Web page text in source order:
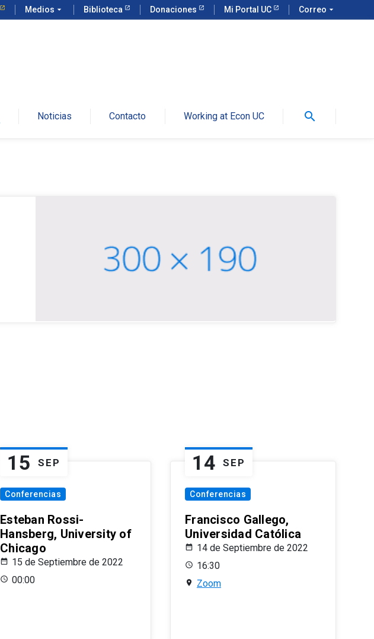
Medios arrow_drop_down Biblioteca Donaciones Mi Portal UC Correo arrow_drop_down
Noticias Contacto Working at Econ UC search
15 SEP
Conferencias
Esteban Rossi-
Hansberg, University of
Chicago
15 de Septiembre de 2022
00:00
14 SEP
Conferencias
Francisco Gallego,
Universidad Católica
14 de Septiembre de 2022
16:30
Zoom